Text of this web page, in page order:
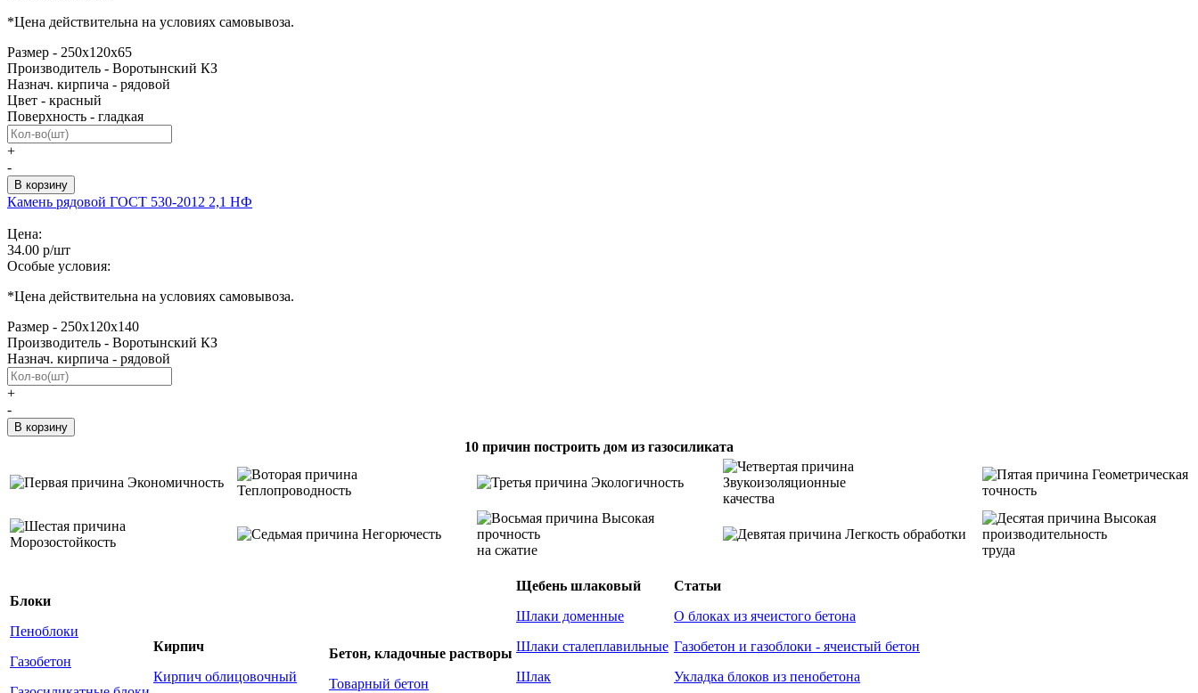
*Цена действительна на условиях самовывоза.
Размер - 250х120х65
Производитель - Воротынский КЗ
Назнач. кирпича - рядовой
Цвет - красный
Поверхность - гладкая
+
-
Камень рядовой ГОСТ 530-2012 2,1 НФ
Цена:
34.00 р/шт
Особые условия:
*Цена действительна на условиях самовывоза.
Размер - 250х120х140
Производитель - Воротынский КЗ
Назнач. кирпича - рядовой
+
-
10 причин построить дом из газосиликата
Экономичность
Теплопроводность
Экологичность
Звукоизоляционные
качества
Геометрическая
точность
Морозостойкость
Негорючесть
Высокая
прочность
на сжатие
Легкость обработки
Высокая
производительность
труда
Блоки
Пеноблоки
Газобетон
Кирпич
Кирпич облицовочный
Бетон, кладочные растворы
Товарный бетон
Щебень шлаковый
Шлаки доменные
Шлаки сталеплавильные
Шлак
Статьи
О блоках из ячеистого бетона
Газобетон и газоблоки - ячеистый бетон
Укладка блоков из пенобетона